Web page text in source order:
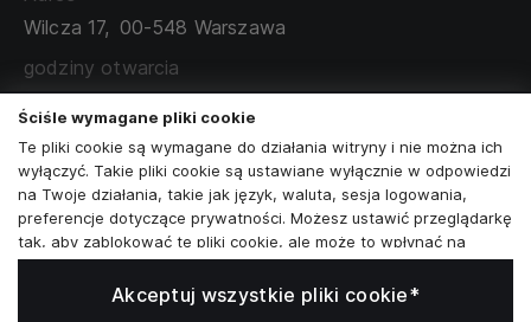
ZAMÓWIENIA KORPORACYJNE
WSPÓŁPRACA Z PARTNERAMI
Wilcza 17, 00-548 Warszawa
godziny otwarcia
poniedziałek - sobota: 11:00 - 19:00
Skontaktuj się z nami
+48573581161
info@reytel.pl
Ściśle wymagane pliki cookie
Te pliki cookie są wymagane do działania witryny i nie można ich
wyłączyć. Takie pliki cookie są ustawiane wyłącznie w odpowiedzi
na Twoje działania, takie jak język, waluta, sesja logowania,
preferencje dotyczące prywatności. Możesz ustawić przeglądarkę
tak, aby zablokować te pliki cookie, ale może to wpłynąć na
sposób działania naszej witryny.
Analizy i statystykiAkceptuj wszystkie pliki cookie*